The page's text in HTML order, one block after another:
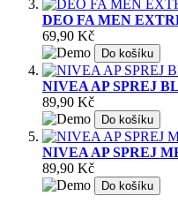
DEO FA MEN
69,90 Kč
Do košíku
NIVEA AP SPREJ
89,90 Kč
Do košíku
NIVEA AP SPREJ
89,90 Kč
Do košíku